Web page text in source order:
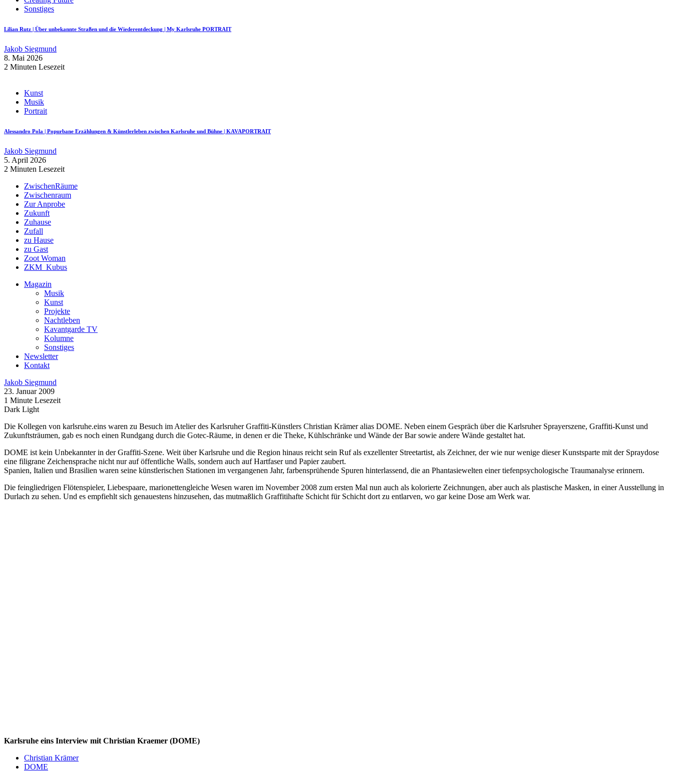
Sonstiges
Lilian Rutz | Über unbekannte Straßen und die Wiederentdeckung | My Karlsruhe PORTRAIT
Jakob Siegmund
8. Mai 2026
2 Minuten Lesezeit
Kunst
Musik
Portrait
Alessandro Pola | Popurbane Erzählungen & Künstlerleben zwischen Karlsruhe und Bühne | KAVAPORTRAIT
Jakob Siegmund
5. April 2026
2 Minuten Lesezeit
ZwischenRäume
Zwischenraum
Zur Anprobe
Zukunft
Zuhause
Zufall
zu Hause
zu Gast
Zoot Woman
ZKM_Kubus
Magazin
Musik
Kunst
Projekte
Nachtleben
Kavantgarde TV
Kolumne
Sonstiges
Newsletter
Kontakt
Jakob Siegmund
23. Januar 2009
1 Minute Lesezeit
Dark Light
Die Kollegen von karlsruhe.eins waren zu Besuch im Atelier des Karlsruher Graffiti-Künstlers Christian Krämer alias DOME. Neben einem Gespräch über die Karlsruher Sprayerszene, Graffiti-Kunst und
Zukunftsträumen, gab es noch einen Rundgang durch die Gotec-Räume, in denen er die Theke, Kühlschränke und Wände der Bar sowie andere Wände gestaltet hat.
DOME ist kein Unbekannter in der Graffiti-Szene. Weit über Karlsruhe und die Region hinaus reicht sein Ruf als exzellenter Streetartist, als Zeichner, der wie nur wenige dieser Kunstsparte mit der Spraydose
eine filigrane Zeichensprache nicht nur auf öffentliche Walls, sondern auch auf Hartfaser und Papier zaubert.
Spanien, Italien und Brasilien waren seine künstlerischen Stationen im vergangenen Jahr, farbensprühende Spuren hinterlassend, die an Phantasiewelten einer tiefenpsychologische Traumanalyse erinnern.
Die feingliedrigen Flötenspieler, Liebespaare, marionettengleiche Wesen waren im November 2008 zum ersten Mal nun auch als kolorierte Zeichnungen, aber auch als plastische Masken, in einer Ausstellung in
Durlach zu sehen. Und es empfiehlt sich genauestens hinzusehen, das mutmaßlich Graffitihafte Schicht für Schicht dort zu entlarven, wo gar keine Dose am Werk war.
Karlsruhe eins Interview mit Christian Kraemer (DOME)
Christian Krämer
DOME